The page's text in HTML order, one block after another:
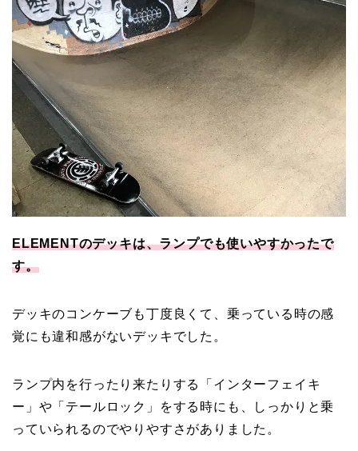
ELEMENTのデッキは、ランプでも使いやすかったで
す。
デッキのコンケーブも丁度良くて、乗っている時の感
覚にも違和感がないデッキでした。
ランプ内を行ったり来たりする「インターフェイキ
ー」や「テールロック」をする時にも、しっかりと乗
っていられるのでやりやすさがありました。